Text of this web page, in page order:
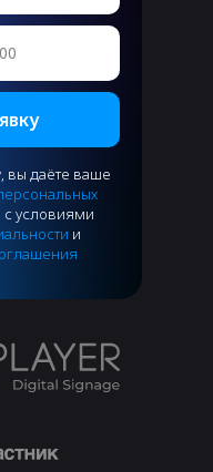
вы даёте ваше
условиями
и